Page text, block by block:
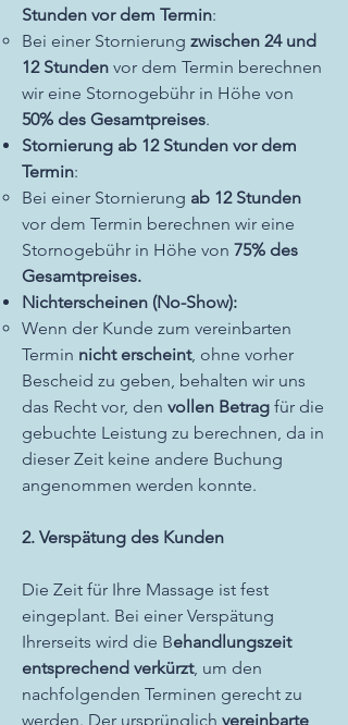
Stunden vor dem Termin:
Bei einer Stornierung zwischen 24 und
12 Stunden vor dem Termin berechnen
wir eine Stornogebühr in Höhe von
50% des Gesamtpreises.
Stornierung ab 12 Stunden vor dem
Termin:
Bei einer Stornierung ab 12 Stunden
vor dem Termin berechnen wir eine
Stornogebühr in Höhe von 75% des
Gesamtpreises.
Nichterscheinen (No-Show):
Wenn der Kunde zum vereinbarten
Termin nicht erscheint, ohne vorher
Bescheid zu geben, behalten wir uns
das Recht vor, den vollen Betrag für die
gebuchte Leistung zu berechnen, da in
dieser Zeit keine andere Buchung
angenommen werden konnte.
2. Verspätung des Kunden
Die Zeit für Ihre Massage ist fest
eingeplant. Bei einer Verspätung
Ihrerseits wird die Behandlungszeit
entsprechend verkürzt, um den
nachfolgenden Terminen gerecht zu
werden. Der ursprünglich vereinbarte